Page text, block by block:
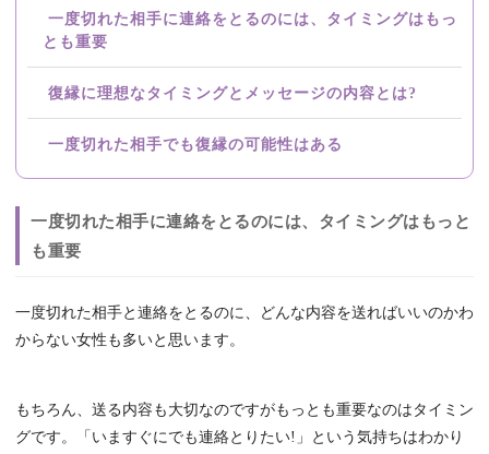
一度切れた相手に連絡をとるのには、タイミングはもっ
とも重要
復縁に理想なタイミングとメッセージの内容とは?
一度切れた相手でも復縁の可能性はある
一度切れた相手に連絡をとるのには、タイミングはもっと
も重要
一度切れた相手と連絡をとるのに、どんな内容を送ればいいのかわ
からない女性も多いと思います。
もちろん、送る内容も大切なのですがもっとも重要なのはタイミン
グです。「いますぐにでも連絡とりたい!」という気持ちはわかり